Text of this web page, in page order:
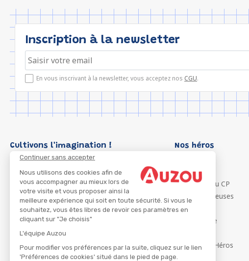
Continuer sans accepter
Nous utilisons des cookies afin de
vous accompagner au mieux lors de
votre visite et vous proposer ainsi la
meilleure expérience qui soit en toute sécurité. Si vous le
souhaitez, vous êtes libres de revoir ces paramètres en
cliquant sur "Je choisis"
L'équipe Auzou
Pour modifier vos préférences par la suite, cliquez sur le lien
'Préférences de cookies' situé dans le pied de page.
Inscription à la newsletter
En vous inscrivant à la newsletter, vous acceptez nos CGU.
Cultivons l'imagination ! Nos héros
P'tit Loup
Les Héros du CP
Les Influenceuses
Migali
Petite Taupe
Ma Boîte à Héros